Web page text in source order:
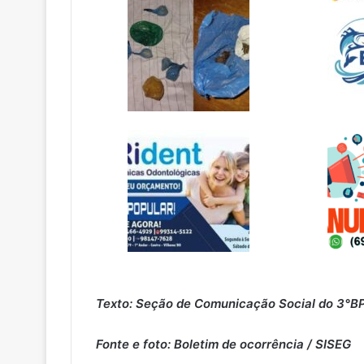
Texto: Seção de Comunicação Social do
Fonte e foto: Boletim de ocorrência / SISEG